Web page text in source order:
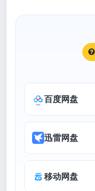
百度网盘
迅雷网盘
移动网盘